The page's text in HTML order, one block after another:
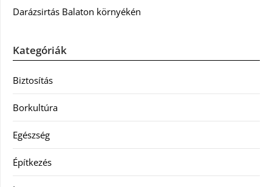
Darázsirtás Balaton környékén
Kategóriák
Biztosítás
Borkultúra
Egészség
Építkezés